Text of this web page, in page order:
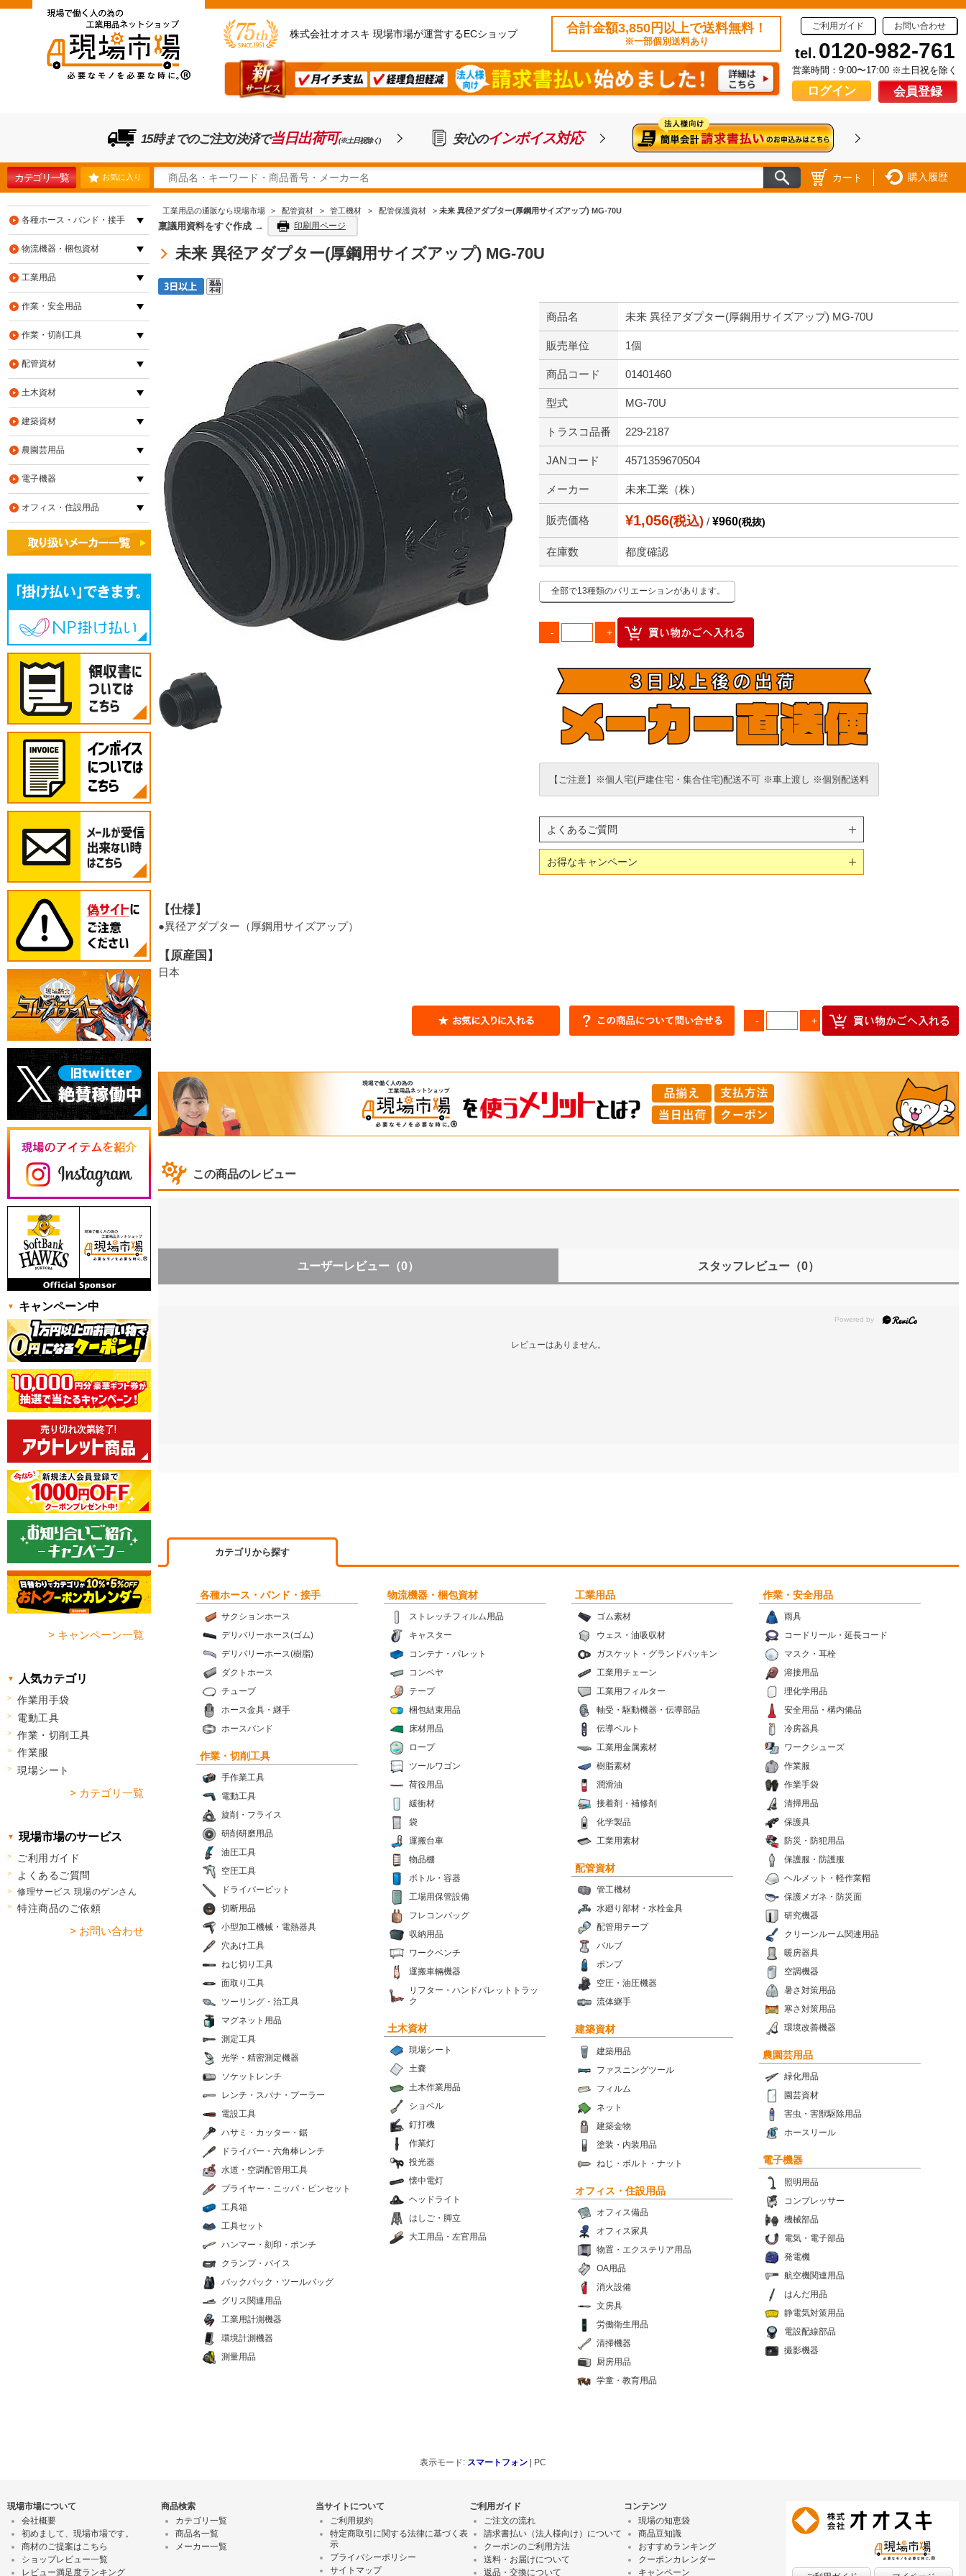
株式会社オオスキ 現場市場が運営するECショップ 合計金額3,850円以上で送料無料！
※一部個別送料あり
ご利用ガイド お問い合わせ
tel. 0120-982-761
営業時間：9:00〜17:00 ※土日祝を除く
ログイン 会員登録
15時までのご注文/決済で当日出荷可(※土日祝除く) 安心のインボイス対応
カテゴリ一覧 お気に入り カート 購入履歴
工業用品の通販なら現場市場 > 配管資材 > 管工機材 > 配管保護資材 > 未来 異径アダプター(厚鋼用サイズアップ) MG-70U
稟議用資料をすぐ作成 → 印刷用ページ
未来 異径アダプター(厚鋼用サイズアップ) MG-70U
商品名 未来 異径アダプター(厚鋼用サイズアップ) MG-70U
販売単位 1個
商品コード 01401460
型式 MG-70U
トラスコ品番 229-2187
JANコード 4571359670504
メーカー 未来工業（株）
販売価格 ¥1,056(税込) / ¥960(税抜)
在庫数 都度確認
全部で13種類のバリエーションがあります。
【ご注意】※個人宅(戸建住宅・集合住宅)配送不可 ※車上渡し ※個別配送料
よくあるご質問
お得なキャンペーン
【仕様】
●異径アダプター（厚鋼用サイズアップ）
【原産国】
日本
この商品のレビュー
ユーザーレビュー （0） スタッフレビュー （0）
レビューはありません。
カテゴリから探す
各種ホース・バンド・接手
サクションホース
デリバリーホース(ゴム)
デリバリーホース(樹脂)
ダクトホース
チューブ
ホース金具・継手
ホースバンド
物流機器・梱包資材
ストレッチフィルム用品
キャスター
コンテナ・パレット
コンベヤ
テープ
梱包結束用品
床材用品
ロープ
ツールワゴン
荷役用品
緩衝材
袋
運搬台車
物品棚
ボトル・容器
工場用保管設備
フレコンバッグ
収納用品
ワークベンチ
運搬車輛機器
リフター・ハンドパレットトラッ
ク
工業用品
ゴム素材
ウェス・油吸収材
ガスケット・グランドパッキン
工業用チェーン
工業用フィルター
軸受・駆動機器・伝導部品
伝導ベルト
工業用金属素材
樹脂素材
潤滑油
接着剤・補修剤
化学製品
工業用素材
作業・安全用品
雨具
コードリール・延長コード
マスク・耳栓
溶接用品
理化学用品
安全用品・構内備品
冷房器具
ワークシューズ
作業服
作業手袋
清掃用品
保護具
防災・防犯用品
保護服・防護服
ヘルメット・軽作業帽
保護メガネ・防災面
研究機器
クリーンルーム関連用品
暖房器具
空調機器
暑さ対策用品
寒さ対策用品
環境改善機器
作業・切削工具
手作業工具
電動工具
旋削・フライス
研削研磨用品
油圧工具
空圧工具
ドライバービット
切断用品
小型加工機械・電熱器具
穴あけ工具
ねじ切り工具
面取り工具
ツーリング・治工具
マグネット用品
測定工具
光学・精密測定機器
ソケットレンチ
レンチ・スパナ・プーラー
電設工具
ハサミ・カッター・鋸
ドライバー・六角棒レンチ
水道・空調配管用工具
プライヤー・ニッパ・ピンセット
工具箱
工具セット
ハンマー・刻印・ポンチ
クランプ・バイス
バックパック・ツールバッグ
グリス関連用品
工業用計測機器
環境計測機器
測量用品
配管資材
管工機材
水廻り部材・水栓金具
配管用テープ
バルブ
ポンプ
空圧・油圧機器
流体継手
土木資材
現場シート
土嚢
土木作業用品
ショベル
釘打機
作業灯
投光器
懐中電灯
ヘッドライト
はしご・脚立
大工用品・左官用品
建築資材
建築用品
ファスニングツール
フィルム
ネット
建築金物
塗装・内装用品
ねじ・ボルト・ナット
農園芸用品
緑化用品
園芸資材
害虫・害獣駆除用品
ホースリール
電子機器
照明用品
コンプレッサー
機械部品
電気・電子部品
発電機
航空機関連用品
はんだ用品
静電気対策用品
電設配線部品
撮影機器
オフィス・住設用品
オフィス備品
オフィス家具
物置・エクステリア用品
OA用品
消火設備
文房具
労働衛生用品
清掃機器
厨房用品
学童・教育用品
各種ホース・バンド・接手
物流機器・梱包資材
工業用品
作業・安全用品
作業・切削工具
配管資材
土木資材
建築資材
農園芸用品
電子機器
オフィス・住設用品
キャンペーン中
> キャンペーン一覧
人気カテゴリ
作業用手袋
電動工具
作業・切削工具
作業服
現場シート
> カテゴリ一覧
現場市場のサービス
ご利用ガイド
よくあるご質問
修理サービス 現場のゲンさん
特注商品のご依頼
> お問い合わせ
表示モード: スマートフォン | PC
現場市場について
会社概要
初めまして、現場市場です。
商材のご提案はこちら
ショップレビュー一覧
レビュー満足度ランキング
商品検索
カテゴリ一覧
商品名一覧
メーカー一覧
当サイトについて
ご利用規約
特定商取引に関する法律に基づく表
示
プライバシーポリシー
サイトマップ
ご利用ガイド
ご注文の流れ
請求書払い（法人様向け）について
クーポンのご利用方法
送料・お届けについて
返品・交換について
コンテンツ
現場の知恵袋
商品豆知識
おすすめランキング
クーポンカレンダー
キャンペーン